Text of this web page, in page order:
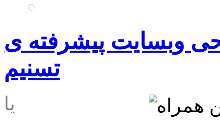
وبسایت پیشرفته ی
تسنیم